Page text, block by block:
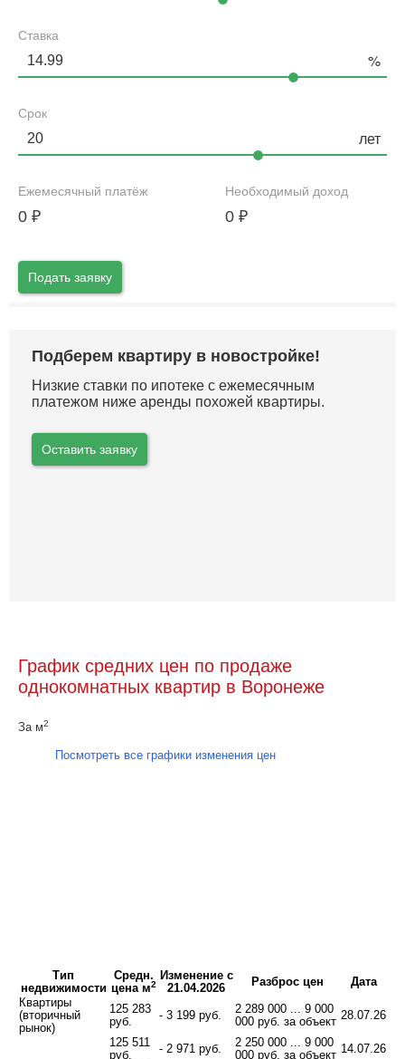
Ставка
Срок
Ежемесячный платёж
0 ₽
Необходимый доход
0 ₽
Подать заявку
Подберем квартиру в новостройке!
Низкие ставки по ипотеке с ежемесячным
платежом ниже аренды похожей квартиры.
Оставить заявку
График средних цен по продаже
однокомнатных квартир в Воронеже
За м2
Посмотреть все графики изменения цен
Тип
недвижимости
Средн.
цена м2
Изменение с
21.04.2026
Разброс цен
Дата
Квартиры
(вторичный
рынок)
125 283
руб.
- 3 199 руб.
2 289 000 ... 9 000
000 руб. за объект 28.07.26
125 511
руб.
- 2 971 руб.
2 250 000 ... 9 000
000 руб. за объект 14.07.26